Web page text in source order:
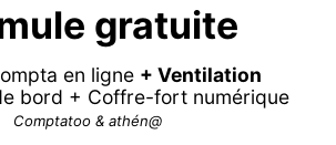
gratuite
en ligne + Ventilation
bord + Coffre-fort numérique
Comptatoo & athén@